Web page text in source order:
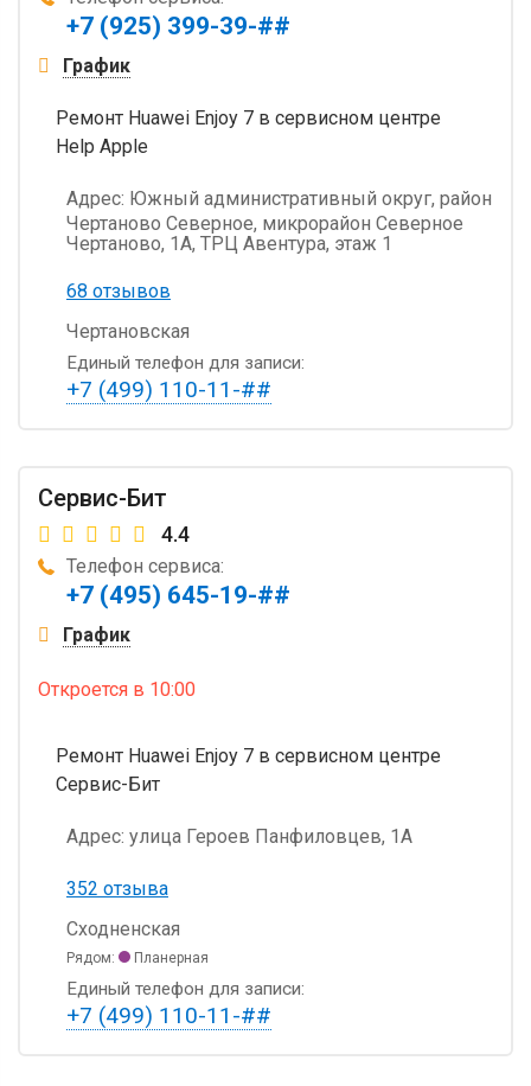
+7 (925) 399-39-##
График
Ремонт Huawei Enjoy 7 в сервисном центре
Help Apple
Адрес: Южный административный округ, район
Чертаново Северное, микрорайон Северное
Чертаново, 1А, ТРЦ Авентура, этаж 1
68 отзывов
Чертановская
Единый телефон для записи:
+7 (499) 110-11-##
Сервис-Бит
4.4
Телефон сервиса:
+7 (495) 645-19-##
График
Откроется в 10:00
Ремонт Huawei Enjoy 7 в сервисном центре
Сервис-Бит
Адрес: улица Героев Панфиловцев, 1А
352 отзыва
Сходненская
Рядом: Планерная
Единый телефон для записи:
+7 (499) 110-11-##